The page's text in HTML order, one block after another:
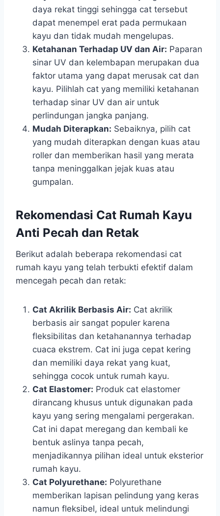
daya rekat tinggi sehingga cat tersebut
dapat menempel erat pada permukaan
kayu dan tidak mudah mengelupas.
Ketahanan Terhadap UV dan Air: Paparan
sinar UV dan kelembapan merupakan dua
faktor utama yang dapat merusak cat dan
kayu. Pilihlah cat yang memiliki ketahanan
terhadap sinar UV dan air untuk
perlindungan jangka panjang.
Mudah Diterapkan: Sebaiknya, pilih cat
yang mudah diterapkan dengan kuas atau
roller dan memberikan hasil yang merata
tanpa meninggalkan jejak kuas atau
gumpalan.
Rekomendasi Cat Rumah Kayu
Anti Pecah dan Retak
Berikut adalah beberapa rekomendasi cat
rumah kayu yang telah terbukti efektif dalam
mencegah pecah dan retak:
Cat Akrilik Berbasis Air: Cat akrilik
berbasis air sangat populer karena
fleksibilitas dan ketahanannya terhadap
cuaca ekstrem. Cat ini juga cepat kering
dan memiliki daya rekat yang kuat,
sehingga cocok untuk rumah kayu.
Cat Elastomer: Produk cat elastomer
dirancang khusus untuk digunakan pada
kayu yang sering mengalami pergerakan.
Cat ini dapat meregang dan kembali ke
bentuk aslinya tanpa pecah,
menjadikannya pilihan ideal untuk eksterior
rumah kayu.
Cat Polyurethane: Polyurethane
memberikan lapisan pelindung yang keras
namun fleksibel, ideal untuk melindungi